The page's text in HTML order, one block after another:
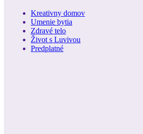
Kreativny domov
Umenie bytia
Zdravé telo
Život s Luvivou
Predplatné